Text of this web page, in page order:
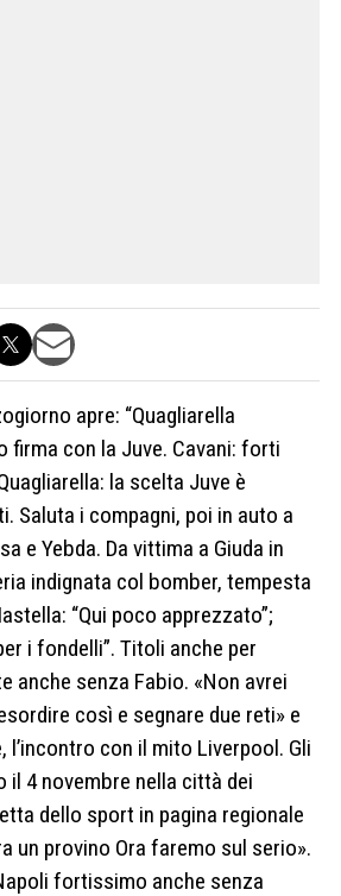
apre: “Quagliarella
firma con la Juve. Cavani: forti
la scelta Juve è
Saluta i compagni, poi in auto a
e Yebda. Da vittima a Giuda in
indignata col bomber, tempesta
“Qui poco apprezzato”;
i fondelli”. Titoli anche per
anche senza Fabio. «Non avrei
così e segnare due reti» e
l’incontro con il mito Liverpool. Gli
il 4 novembre nella città dei
dello sport in pagina regionale
un provino Ora faremo sul serio».
fortissimo anche senza